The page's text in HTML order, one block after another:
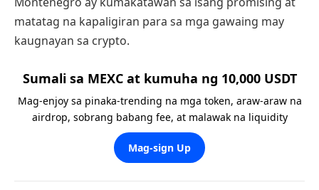
matatag na kapaligiran para sa mga gawaing may
kaugnayan sa crypto.
Sumali sa MEXC at kumuha ng 10,000 USDT
Mag-enjoy sa pinaka-trending na mga token, araw-araw na
airdrop, sobrang babang fee, at malawak na liquidity
Mag-sign Up